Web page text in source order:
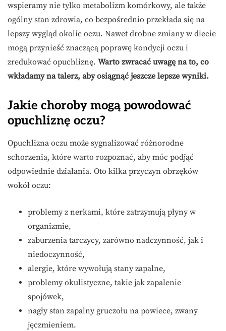
wspieramy nie tylko metabolizm komórkowy, ale także
ogólny stan zdrowia, co bezpośrednio przekłada się na
lepszy wygląd okolic oczu. Nawet drobne zmiany w diecie
mogą przynieść znaczącą poprawę kondycji oczu i
zredukować opuchliznę. Warto zwracać uwagę na to, co
wkładamy na talerz, aby osiągnąć jeszcze lepsze wyniki.
Jakie choroby mogą powodować
opuchliznę oczu?
Opuchlizna oczu może sygnalizować różnorodne
schorzenia, które warto rozpoznać, aby móc podjąć
odpowiednie działania. Oto kilka przyczyn obrzęków
wokół oczu:
problemy z nerkami, które zatrzymują płyny w
organizmie,
zaburzenia tarczycy, zarówno nadczynność, jak i
niedoczynność,
alergie, które wywołują stany zapalne,
problemy okulistyczne, takie jak zapalenie
spojówek,
nagły stan zapalny gruczołu na powiece, zwany
jęczmieniem.